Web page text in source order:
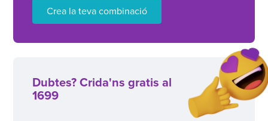
Crea la teva combinació
Dubtes? Crida'ns gratis al
1699